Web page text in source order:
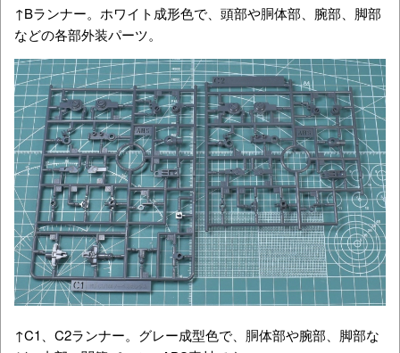
↑Bランナー。ホワイト成形色で、頭部や胴体部、腕部、脚部
などの各部外装パーツ。
↑C1、C2ランナー。グレー成型色で、胴体部や腕部、脚部な